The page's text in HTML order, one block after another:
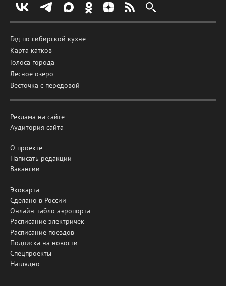
Гид по сибирской кухне
Карта катков
Голоса города
Лесное озеро
Весточка с передовой
Реклама на сайте
Аудитория сайта
О проекте
Написать редакции
Вакансии
Экокарта
Сделано в России
Онлайн-табло аэропорта
Расписание электричек
Расписание поездов
Подписка на новости
Спецпроекты
Наглядно